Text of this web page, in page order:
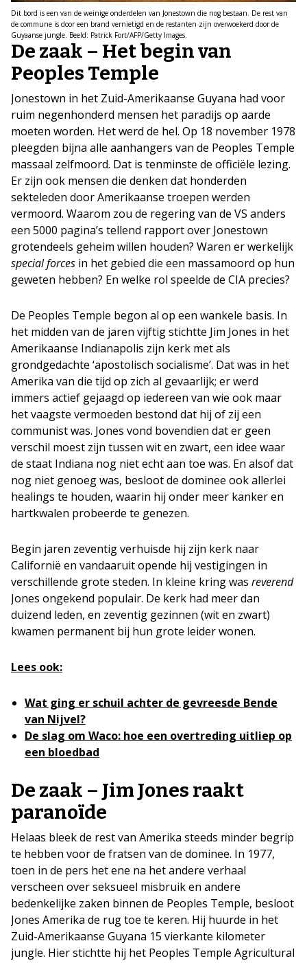
Dit bord is een van de weinige onderdelen van Jonestown die nog bestaan. De rest van
de commune is door een brand vernietigd en de restanten zijn overwoekerd door de
Guyaanse jungle. Beeld: Patrick Fort/AFP/Getty Images.
De zaak – Het begin van
Peoples Temple
Jonestown in het Zuid-Amerikaanse Guyana had voor
ruim negenhonderd mensen het paradijs op aarde
moeten worden. Het werd de hel. Op 18 november 1978
pleegden bijna alle aanhangers van de Peoples Temple
massaal zelfmoord. Dat is tenminste de officiële lezing.
Er zijn ook mensen die denken dat honderden
sekteleden door Amerikaanse troepen werden
vermoord. Waarom zou de regering van de VS anders
een 5000 pagina’s tellend rapport over Jonestown
grotendeels geheim willen houden? Waren er werkelijk
special forces in het gebied die een massamoord op hun
geweten hebben? En welke rol speelde de CIA precies?
De Peoples Temple begon al op een wankele basis. In
het midden van de jaren vijftig stichtte Jim Jones in het
Amerikaanse Indianapolis zijn kerk met als
grondgedachte ‘apostolisch socialisme’. Dat was in het
Amerika van die tijd op zich al gevaarlijk; er werd
immers actief gejaagd op iedereen van wie ook maar
het vaagste vermoeden bestond dat hij of zij een
communist was. Jones vond bovendien dat er geen
verschil moest zijn tussen wit en zwart, een idee waar
de staat Indiana nog niet echt aan toe was. En alsof dat
nog niet genoeg was, besloot de dominee ook allerlei
healings te houden, waarin hij onder meer kanker en
hartkwalen probeerde te genezen.
Begin jaren zeventig verhuisde hij zijn kerk naar
Californië en vandaaruit opende hij vestigingen in
verschillende grote steden. In kleine kring was reverend
Jones ongekend populair. De kerk had meer dan
duizend leden, en zeventig gezinnen (wit en zwart)
kwamen permanent bij hun grote leider wonen.
Lees ook:
Wat ging er schuil achter de gevreesde Bende
van Nijvel?
De slag om Waco: hoe een overtreding uitliep op
een bloedbad
De zaak – Jim Jones raakt
paranoïde
Helaas bleek de rest van Amerika steeds minder begrip
te hebben voor de fratsen van de dominee. In 1977,
toen in de pers het ene na het andere verhaal
verscheen over seksueel misbruik en andere
bedenkelijke zaken binnen de Peoples Temple, besloot
Jones Amerika de rug toe te keren. Hij huurde in het
Zuid-Amerikaanse Guyana 15 vierkante kilometer
jungle. Hier stichtte hij het Peoples Temple Agricultural